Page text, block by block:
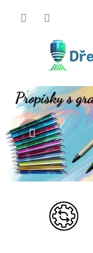
Předchozí